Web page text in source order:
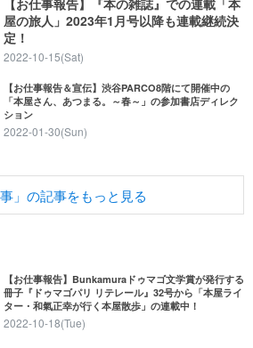
【お仕事報告】『本の雑誌』での連載「本
屋の旅人」2023年1月号以降も連載継続決
定！
2022-10-15(Sat)
【お仕事報告＆宣伝】渋谷PARCO8階にて開催中の
「本屋さん、あつまる。～春～」の参加書店ディレク
ション
2022-01-30(Sun)
事」の記事をもっと見る
【お仕事報告】Bunkamuraドゥマゴ文学賞が発行する
冊子『ドゥマゴパリ リテレール』32号から「本屋ライ
ター・和氣正幸が行く本屋散歩」の連載中！
2022-10-18(Tue)